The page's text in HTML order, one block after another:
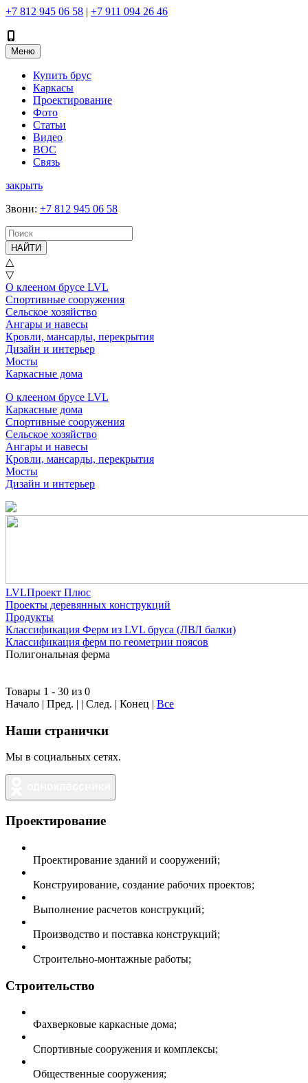
+7 812 945 06 58 | +7 911 094 26 46
Меню
Купить брус
Каркасы
Проектирование
Фото
Статьи
Видео
ВОС
Связь
закрыть
Звони: +7 812 945 06 58
НАЙТИ
△
▽
О клееном брусе LVL
Спортивные сооружения
Сельское хозяйство
Ангары и навесы
Кровли, мансарды, перекрытия
Дизайн и интерьер
Мосты
Каркасные дома
О клееном брусе LVL
Каркасные дома
Спортивные сооружения
Сельское хозяйство
Ангары и навесы
Кровли, мансарды, перекрытия
Мосты
Дизайн и интерьер
LVLПроект Плюс
Проекты деревянных конструкций
Продукты
Классификация Ферм из LVL бруса (ЛВЛ балки)
Классификация ферм по геометрии поясов
Полигональная ферма
Товары 1 - 30 из 0
Начало | Пред. | | След. | Конец | Все
Наши странички
Мы в социальных сетях.
Проектирование
Проектирование зданий и сооружений;
Конструирование, создание рабочих проектов;
Выполнение расчетов конструкций;
Производство и поставка конструкций;
Строительно-монтажные работы;
Строительство
Фахверковые каркасные дома;
Спортивные сооружения и комплексы;
Общественные сооружения;